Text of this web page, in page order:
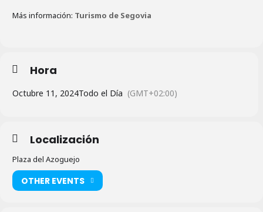
Más información: Turismo de Segovia
Hora
Octubre 11, 2024Todo el Día (GMT+02:00)
Localización
Plaza del Azoguejo
OTHER EVENTS